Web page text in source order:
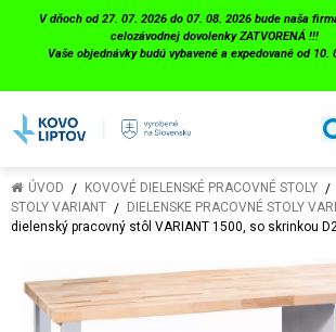
V dňoch od 27. 07. 2026 do 07. 08. 2026 bude naša
celozávodnej dovolenky ZATVORENÁ !!!
Vaše objednávky budú vybavené a expedované od 10.
ÚVOD KOVOVÉ DIELENSKÉ PRACOVNÉ STOLY
STOLY VARIANT
DIELENSKE PRACOVNÉ STOLY
dielenský pracovný stôl VARIANT 1500, so skrinkou